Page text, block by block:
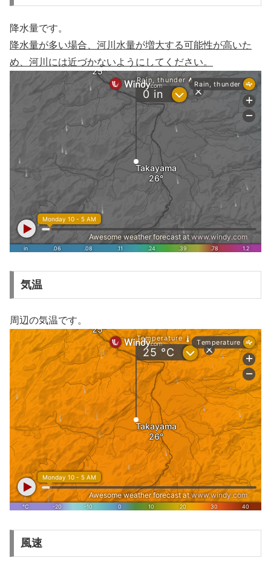
降水量です。
降水量が多い場合、河川水量が増大する可能性が高いた
め、河川には近づかないようにしてください。
気温
周辺の気温です。
風速